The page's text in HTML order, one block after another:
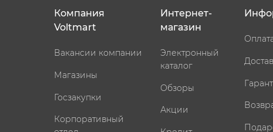
Компания
Voltmart
Вакансии компании
Магазины
Госзакупки
Корпоративный
Интернет-
магазин
Электронный
каталог
Обзоры
Акции